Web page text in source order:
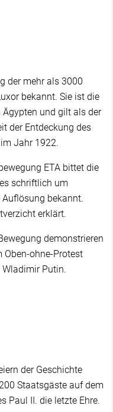
der mehr als 3000
bekannt. Sie ist die
und gilt als der
der Entdeckung des
Jahr 1922.
ETA bittet die
schriftlich um
bekannt.
erklärt.
demonstrieren
Oben-ohne-Protest
Putin.
der Geschichte
Staatsgäste auf dem
Paul II. die letzte Ehre.